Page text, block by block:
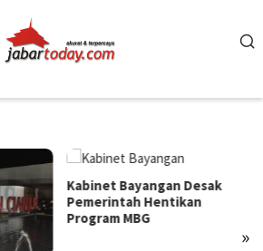
»
Kabinet Bayangan Desak
Pemerintah Hentikan
Program MBG